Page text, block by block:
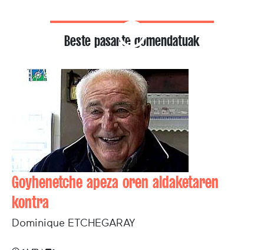
Beste pasarte gomendatuak
Goyhenetche apeza oren aldaketaren
kontra
Dominique ETCHEGARAY